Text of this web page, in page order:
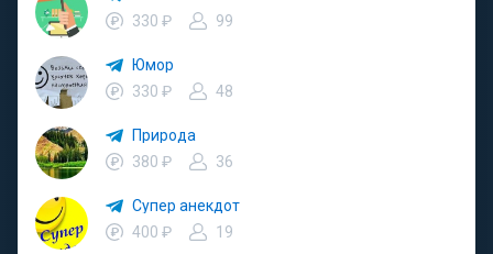
330 ₽
99
Юмор
330 ₽
48
Природа
380 ₽
36
Супер анекдот
400 ₽
19